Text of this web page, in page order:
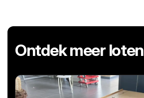
Ontdek meer loten